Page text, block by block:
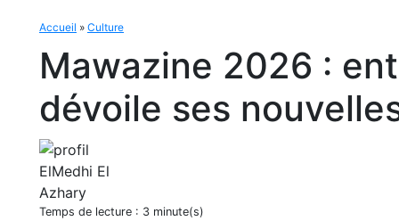
Accueil » Culture
Mawazine 2026 :
dévoile ses
Temps de lecture : 3 minute(s)